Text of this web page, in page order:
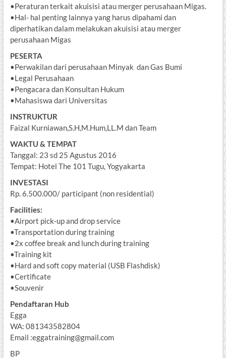
•Peraturan terkait akuisisi atau merger perusahaan Migas.
•Hal- hal penting lainnya yang harus dipahami dan
diperhatikan dalam melakukan akuisisi atau merger
perusahaan Migas
PESERTA
•Perwakilan dari perusahaan Minyak dan Gas Bumi
•Legal Perusahaan
•Pengacara dan Konsultan Hukum
•Mahasiswa dari Universitas
INSTRUKTUR
Faizal Kurniawan,S.H,M.Hum,LL.M dan Team
WAKTU & TEMPAT
Tanggal: 23 sd 25 Agustus 2016
Tempat: Hotel The 101 Tugu, Yogyakarta
INVESTASI
Rp. 6.500.000/ participant (non residential)
Facilities:
•Airport pick-up and drop service
•Transportation during training
•2x coffee break and lunch during training
•Training kit
•Hard and soft copy material (USB Flashdisk)
•Certificate
•Souvenir
Pendaftaran Hub
Egga
WA: 081343582804
Email :eggatraining@gmail.com
BP